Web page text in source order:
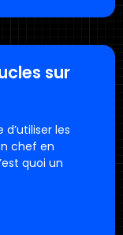
sur
les
chef en
quoi un